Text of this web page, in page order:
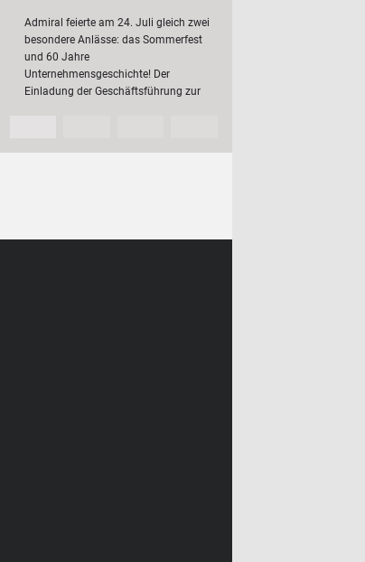
Mitarbeiterinnen und
Mitarbeiter
Admiral feierte am 24. Juli gleich zwei
besondere Anlässe: das Sommerfest
und 60 Jahre
Unternehmensgeschichte! Der
Einladung der Geschäftsführung zur